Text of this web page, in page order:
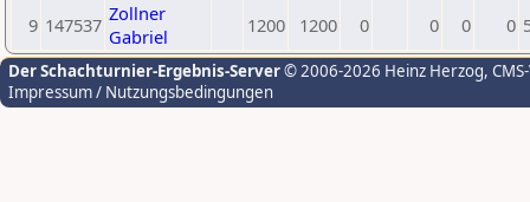
9 147537 Zollner
Gabriel
1200 1200 0 0 0 0
Der Schachturnier-Ergebnis-Server© 2006-2026 Heinz Herzog,
Impressum / Nutzungsbedingungen